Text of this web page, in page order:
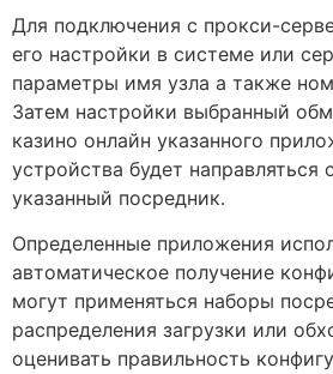
Для подключения с прокси-
его настройки в системе или
параметры имя узла а также
Затем настройки выбранный
казино онлайн указанного
устройства будет
указанный посредник.
Определенные приложения
автоматическое получение
могут применяться наборы
распределения загрузки или
оценивать правильность